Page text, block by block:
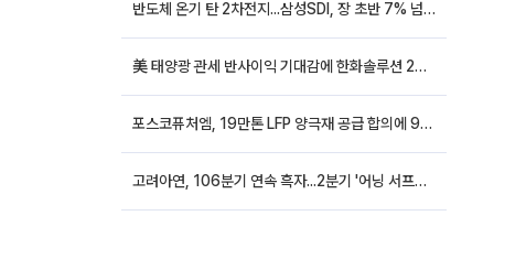
반도체 온기 탄 2차전지...삼성SDI, 장 초반 7% 넘게 껑충
美 태양광 관세 반사이익 기대감에 한화솔루션 20%대·OCI홀딩스 14%대 급등
포스코퓨처엠, 19만톤 LFP 양극재 공급 합의에 9%대 강세
고려아연, 106분기 연속 흑자...2분기 '어닝 서프라이즈'에 장 초반 12%대 강세